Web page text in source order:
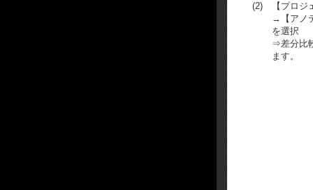
(2)
【プロジ
→【アノ
を選択
⇒差分比
ます。